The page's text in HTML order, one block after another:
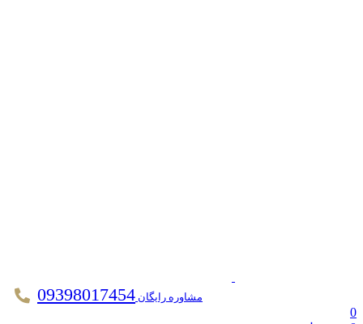
مشاوره رایگان 09398017454